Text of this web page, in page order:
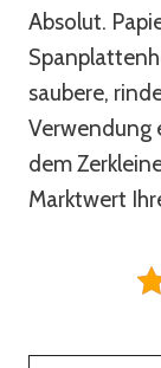
Absolut.
saubere,
Verwendung
dem
Marktwert